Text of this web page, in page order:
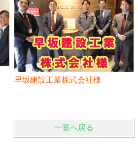
早坂建設工業株式会社様
一覧へ戻る